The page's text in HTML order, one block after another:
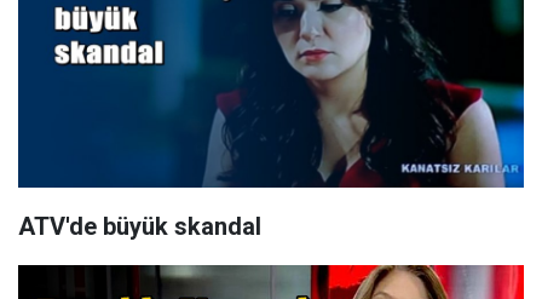
ATV'de büyük skandal